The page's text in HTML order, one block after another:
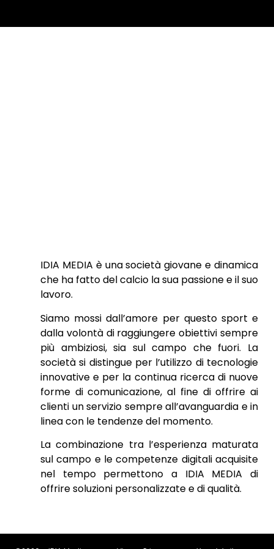
IDIA MEDIA è una società giovane e dinamica
che ha fatto del calcio la sua passione e il suo
lavoro.
Siamo mossi dall’amore per questo sport e
dalla volontà di raggiungere obiettivi sempre
più ambiziosi, sia sul campo che fuori. La
società si distingue per l’utilizzo di tecnologie
innovative e per la continua ricerca di nuove
forme di comunicazione, al fine di offrire ai
clienti un servizio sempre all’avanguardia e in
linea con le tendenze del momento.
La combinazione tra l’esperienza maturata
sul campo e le competenze digitali acquisite
nel tempo permettono a IDIA MEDIA di
offrire soluzioni personalizzate e di qualità.